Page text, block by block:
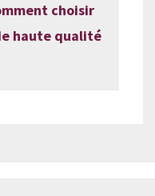
choisir
haute qualité